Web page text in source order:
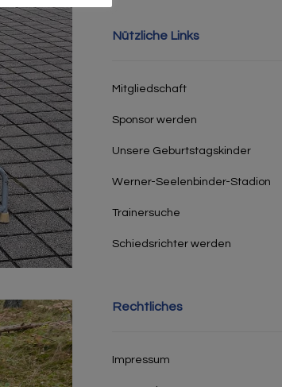
Nützliche Links
Mitgliedschaft
Sponsor werden
Unsere Geburtstagskinder
Werner-Seelenbinder-Stadion
Trainersuche
Schiedsrichter werden
Rechtliches
Impressum